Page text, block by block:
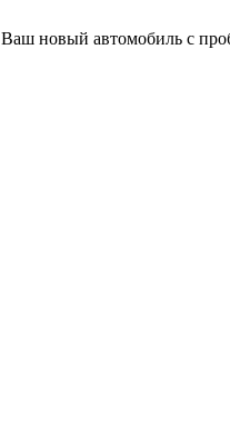
Ваш новый автомобиль с